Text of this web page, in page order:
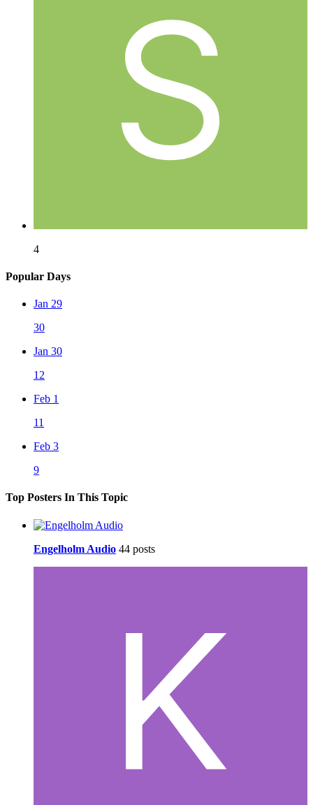
4
Popular Days
Jan 29
30
Jan 30
12
Feb 1
11
Feb 3
9
Top Posters In This Topic
Engelholm Audio 44 posts